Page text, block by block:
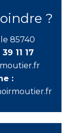
?
85740
39 11 17
: